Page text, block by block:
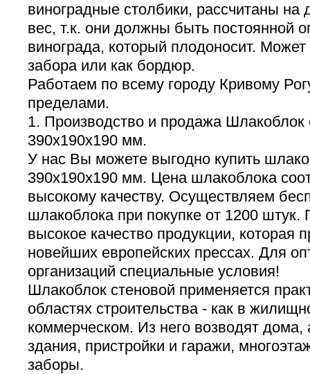
виноградные столбики, рассчитаны
вес, т.к. они должны быть постоянной
винограда, который плодоносит.
забора или как бордюр.
Работаем по всему городу Кривому
пределами.
1. Производство и продажа Шлакоблок
390х190х190 мм.
У нас Вы можете выгодно купить
390х190х190 мм. Цена шлакоблока
высокому качеству. Осуществляем
шлакоблока при покупке от 1200 штук.
высокое качество продукции, которая
новейших европейских прессах. Для
организаций специальные условия!
Шлакоблок стеновой применяется
областях строительства - как в
коммерческом. Из него возводят
здания, пристройки и гаражи,
заборы.